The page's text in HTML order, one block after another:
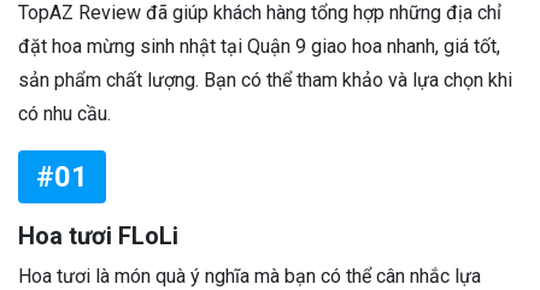
TopAZ Review đã giúp khách hàng tổng hợp những địa chỉ
đặt hoa mừng sinh nhật tại Quận 9 giao hoa nhanh, giá tốt,
sản phẩm chất lượng. Bạn có thể tham khảo và lựa chọn khi
có nhu cầu.
#01
Hoa tươi FLoLi
Hoa tươi là món quà ý nghĩa mà bạn có thể cân nhắc lựa